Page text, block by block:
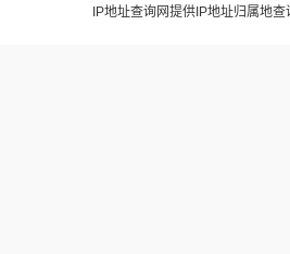
IP地址查询网提供IP地址归属地